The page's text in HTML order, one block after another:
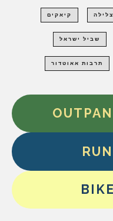
צלילה קיאקים
שביל ישראל
תרבות אאוטדור